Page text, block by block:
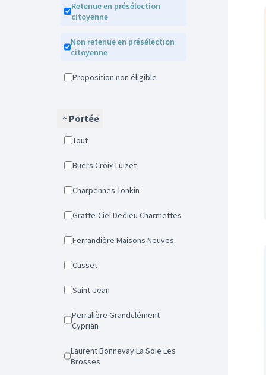
Retenue en présélection
citoyenne
Non retenue en présélection
citoyenne
Proposition non éligible
Portée
Tout
Buers Croix-Luizet
Charpennes Tonkin
Gratte-Ciel Dedieu Charmettes
Ferrandière Maisons Neuves
Cusset
Saint-Jean
Perralière Grandclément
Cyprian
Laurent Bonnevay La Soie Les
Brosses